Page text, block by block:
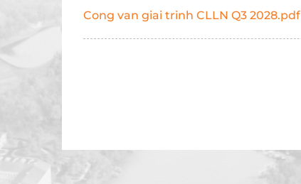
Cong van giai trinh CLLN Q3 2028.pdf